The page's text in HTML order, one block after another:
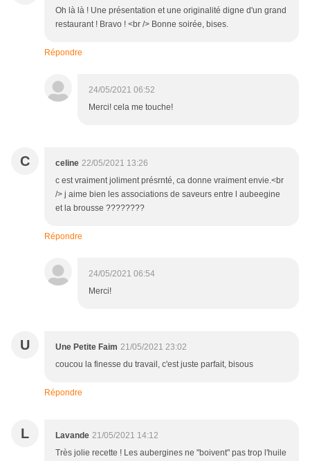
Oh là là ! Une présentation et une originalité digne d'un grand
restaurant ! Bravo ! <br /> Bonne soirée, bises.
Répondre
24/05/2021 06:52
Merci! cela me touche!
C celine 22/05/2021 13:26
c est vraiment joliment présrnté, ca donne vraiment envie.<br
/> j aime bien les associations de saveurs entre l aubeegine
et la brousse ????????
Répondre
24/05/2021 06:54
Merci!
U Une Petite Faim 21/05/2021 23:02
coucou la finesse du travail, c'est juste parfait, bisous
Répondre
L Lavande 21/05/2021 14:12
Très jolie recette ! Les aubergines ne "boivent" pas trop l'huile